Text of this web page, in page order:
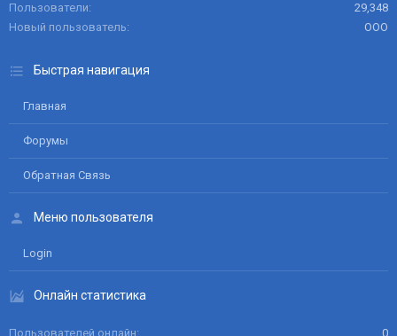
Пользователи
29,348
Новый пользователь
ООО
Быстрая навигация
Главная
Форумы
Обратная Связь
Меню пользователя
Login
Онлайн статистика
Пользователей онлайн 0